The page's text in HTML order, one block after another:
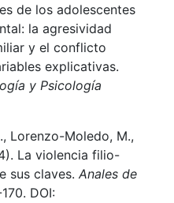
de los adolescentes
la agresividad
y el conflicto
explicativas.
y Psicología
Lorenzo-Moledo, M.,
La violencia filio-
sus claves.Anales de
DOI: